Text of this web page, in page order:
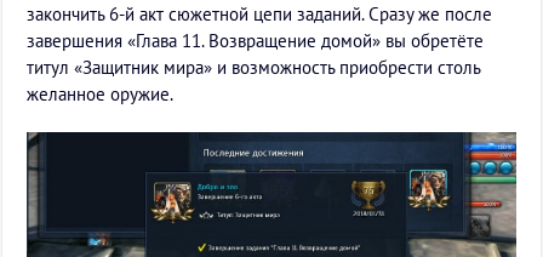
закончить 6-й акт сюжетной цепи заданий. Сразу же после
завершения «Глава 11. Возвращение домой» вы обретёте
титул «Защитник мира» и возможность приобрести столь
желанное оружие.